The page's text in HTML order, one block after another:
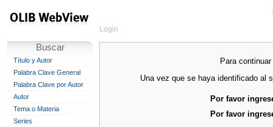
Buscar
Título y Autor
Palabra Clave General
Palabra Clave por Autor
Autor
Tema o Materia
Series
Login
Para
Una vez que se haya identificado al
Por favor
Por favor